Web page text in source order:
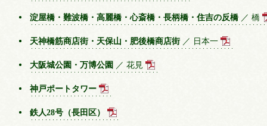
淀屋橋・難波橋・高麗橋・心斎橋・長柄橋・住吉の反橋／ 橋
天神橋筋商店街・天保山・肥後橋商店街／ 日本一
大阪城公園・万博公園 ／ 花見
神戸ポートタワー
鉄人28号（長田区）